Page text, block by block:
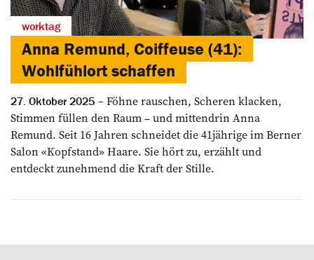
worktag
Anna Remund, Coiffeuse (41):
Wohlfühlort schaffen
27. Oktober 2025
Föhne rauschen, Scheren klacken,
Stimmen füllen den Raum – und mittendrin Anna
Remund. Seit 16 Jahren schneidet die 41jährige im Berner
Salon «Kopfstand» Haare. Sie hört zu, erzählt und
entdeckt zunehmend die Kraft der Stille.